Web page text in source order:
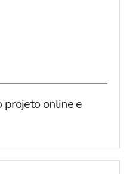
online e